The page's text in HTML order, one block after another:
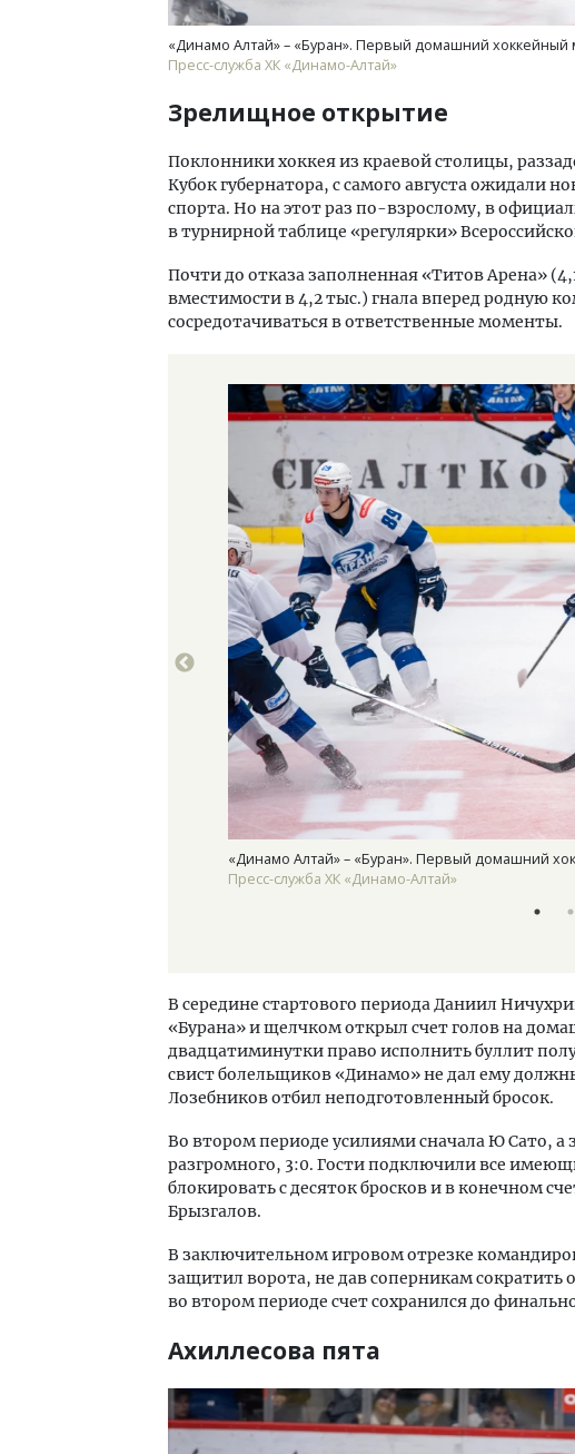
«Динамо Алтай» – «Буран». Первый домашний хоккейный
Пресс-служба ХК «Динамо-Алтай»
Зрелищное открытие
Поклонники хоккея из краевой столицы,
Кубок губернатора, с самого августа ожидали
спорта. Но на этот раз по-взрослому, в
в турнирной таблице «регулярки»
Почти до отказа заполненная «Титов Арена»
вместимости в 4,2 тыс.) гнала вперед родную
сосредотачиваться в ответственные моменты.
«Динамо Алтай» – «Буран». Первый домашний
Пресс-служба ХК «Динамо-Алтай»
В середине стартового периода Даниил
«Бурана» и щелчком открыл счет голов на
двадцатиминутки право исполнить буллит
свист болельщиков «Динамо» не дал ему
Лозебников отбил неподготовленный бросок.
Во втором периоде усилиями сначала Ю Сато, а
разгромного, 3:0. Гости подключили все
блокировать с десяток бросков и в конечном
Брызгалов.
В заключительном игровом отрезке
защитил ворота, не дав соперникам
во втором периоде счет сохранился до
Ахиллесова пята